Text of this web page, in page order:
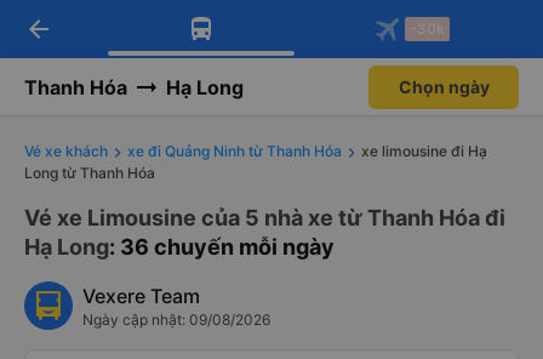
Tải app Vexere ngay!
Nhận ưu đãi thành viên độc
Mở app
Tải app Vexere
-30k/ghế khi đặt vé máy bay qua
Mở app
arrow_back -30k
Thanh Hóa Hạ Long Chọn ngày
Vé xe khách xe đi Quảng Ninh từ Thanh Hóa
xe limousine đi Hạ
Long từ Thanh Hóa
Vé xe Limousine của 5 nhà xe từ Thanh Hóa đi
Hạ Long: 36 chuyến mỗi ngày
Vexere Team
Ngày cập nhật: 09/08/2026